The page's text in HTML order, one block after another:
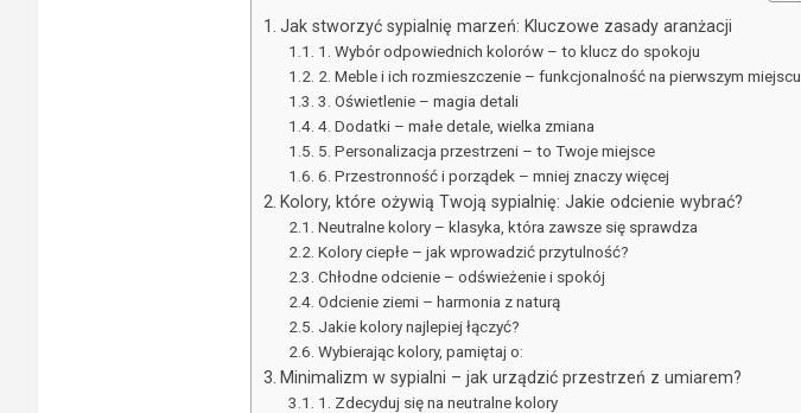
Jak stworzyć sypialnię marzeń: Kluczowe zasady aranżacji
1. Wybór odpowiednich kolorów – to klucz do spokoju
2. Meble i ich rozmieszczenie – funkcjonalność na pierwszym miejscu
3. Oświetlenie – magia detali
4. Dodatki – małe detale, wielka zmiana
5. Personalizacja przestrzeni – to Twoje miejsce
6. Przestronność i porządek – mniej znaczy więcej
Kolory, które ożywią Twoją sypialnię: Jakie odcienie wybrać?
Neutralne kolory – klasyka, która zawsze się sprawdza
Kolory ciepłe – jak wprowadzić przytulność?
Chłodne odcienie – odświeżenie i spokój
Odcienie ziemi – harmonia z naturą
Jakie kolory najlepiej łączyć?
Wybierając kolory, pamiętaj o:
Minimalizm w sypialni – jak urządzić przestrzeń z umiarem?
1. Zdecyduj się na neutralne kolory